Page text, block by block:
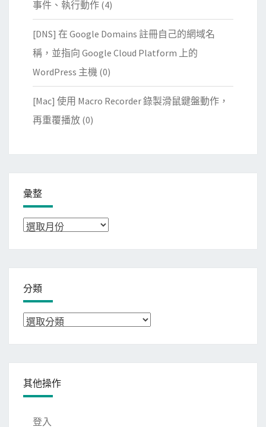
事件、執行動作 (4)
[DNS] 在 Google Domains 註冊自己的網域名
稱，並指向 Google Cloud Platform 上的
WordPress 主機 (0)
[Mac] 使用 Macro Recorder 錄製滑鼠鍵盤動作，
再重覆播放 (0)
彙整
彙
分類
分
其他操作
登入